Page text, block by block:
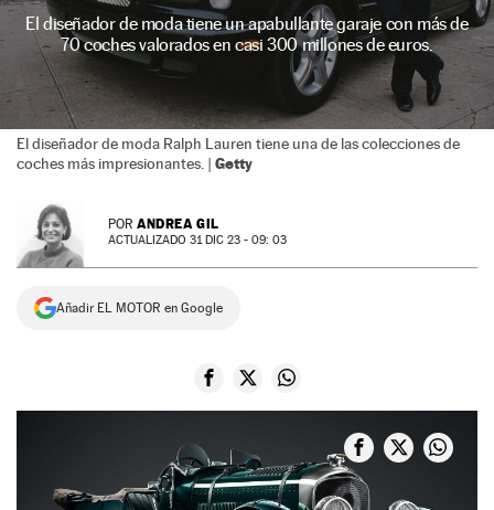
NEWSLETTER
SÍGUENOS
El diseñador de moda tiene un apabullante garaje con más de
70 coches valorados en casi 300 millones de euros.
El diseñador de moda Ralph Lauren tiene una de las colecciones de
coches más impresionantes. | Getty
POR ANDREA GIL
ACTUALIZADO 31 DIC 23 - 09: 03
Añadir EL MOTOR en Google